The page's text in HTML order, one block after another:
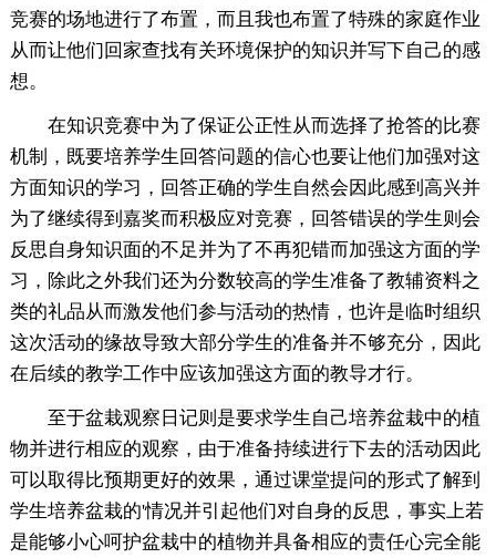
竞赛的场地进行了布置，而且我也布置了特殊的家庭作业
从而让他们回家查找有关环境保护的知识并写下自己的感
想。
在知识竞赛中为了保证公正性从而选择了抢答的比赛
机制，既要培养学生回答问题的信心也要让他们加强对这
方面知识的学习，回答正确的学生自然会因此感到高兴并
为了继续得到嘉奖而积极应对竞赛，回答错误的学生则会
反思自身知识面的不足并为了不再犯错而加强这方面的学
习，除此之外我们还为分数较高的学生准备了教辅资料之
类的礼品从而激发他们参与活动的热情，也许是临时组织
这次活动的缘故导致大部分学生的准备并不够充分，因此
在后续的教学工作中应该加强这方面的教导才行。
至于盆栽观察日记则是要求学生自己培养盆栽中的植
物并进行相应的观察，由于准备持续进行下去的活动因此
可以取得比预期更好的效果，通过课堂提问的形式了解到
学生培养盆栽的'情况并引起他们对自身的反思，事实上若
是能够小心呵护盆栽中的植物并具备相应的责任心完全能